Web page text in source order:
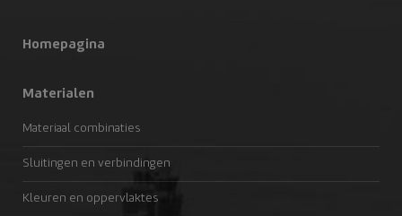
Homepagina
Materialen
Materiaal combinaties
Sluitingen en verbindingen
Kleuren en oppervlaktes